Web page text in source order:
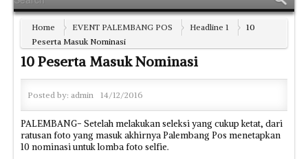
Home EVENT PALEMBANG POS Headline 1
10
Peserta Masuk Nominasi
10 Peserta Masuk Nominasi
Posted by: admin 14/12/2016
PALEMBANG- Setelah melakukan seleksi yang cukup ketat, dari
ratusan foto yang masuk akhirnya Palembang Pos menetapkan
10 nominasi untuk lomba foto selfie.